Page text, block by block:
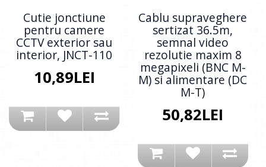
Cutie jonctiune
pentru camere
CCTV exterior sau
interior, JNCT-110
10,89LEI
Cablu supraveghere
sertizat 36.5m,
semnal video
rezolutie maxim 8
megapixeli (BNC M-
M) si alimentare (DC
M-T)
50,82LEI